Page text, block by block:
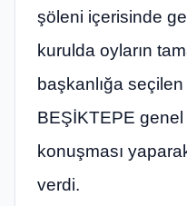
şöleni içerisinde
kurulda oyların
başkanlığa
BEŞİKTEPE
konuşması
verdi.